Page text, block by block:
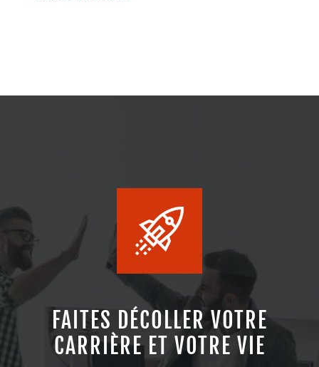
FAITES DÉCOLLER VOTRE
CARRIÈRE ET VOTRE VIE